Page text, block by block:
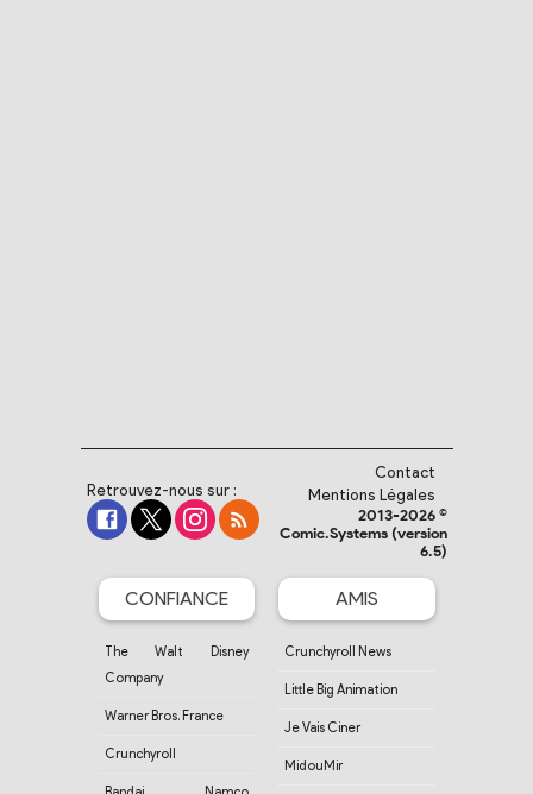
Retrouvez-nous sur :
Contact
Mentions Légales
2013-2026 ©
Comic.Systems (version
6.5)
CONFIANCE
The Walt Disney
Company
Warner Bros. France
Crunchyroll
AMIS
Crunchyroll News
Little Big Animation
Je Vais Ciner
MidouMir